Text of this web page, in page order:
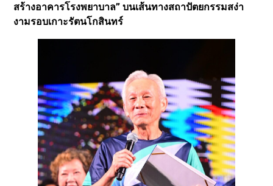
สร้างอาคารโรงพยาบาล” บนเส้นทางสถาปัตยกรรมสง่า
งามรอบเกาะรัตนโกสินทร์